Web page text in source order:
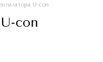
U-con
con